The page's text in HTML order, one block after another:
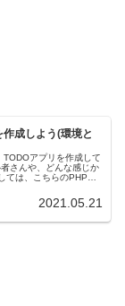
成しよう(環境と
アプリを作成して
さんや、どんな感じか
ては、こちらのPHP入
2021.05.21